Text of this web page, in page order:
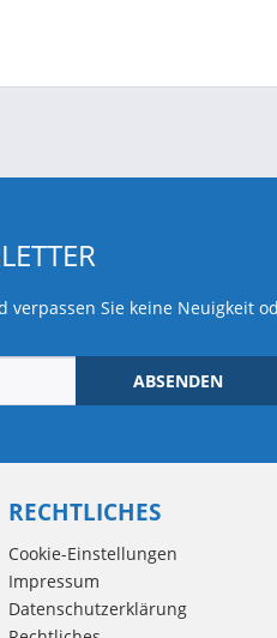
Sie keine Neuigkeit
ABSENDEN
RECHTLICHES
Cookie-Einstellungen
Impressum
Datenschutzerklärung